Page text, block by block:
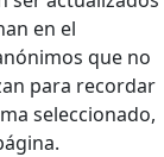
en el
que no
para recordar
seleccionado,